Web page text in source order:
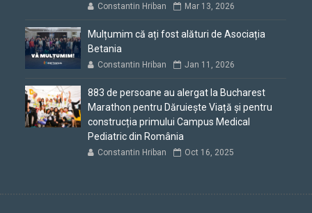
Constantin Hriban Mar 13, 2026
Mulțumim că ați fost alături de Asociația
Betania
Constantin Hriban Jan 11, 2026
883 de persoane au alergat la Bucharest
Marathon pentru Dăruiește Viață și pentru
construcția primului Campus Medical
Pediatric din România
Constantin Hriban Oct 16, 2025